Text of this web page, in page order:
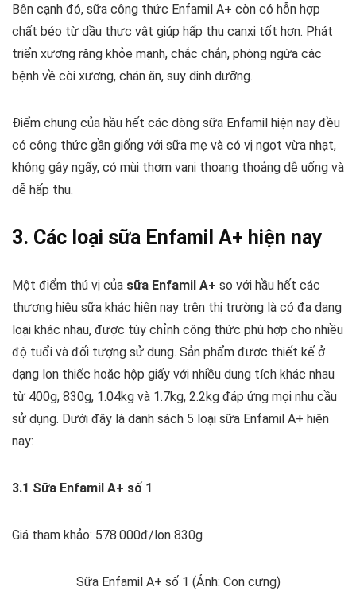
Bên cạnh đó, sữa công thức Enfamil A+ còn có hỗn hợp
chất béo từ dầu thực vật giúp hấp thu canxi tốt hơn. Phát
triển xương răng khỏe mạnh, chắc chắn, phòng ngừa các
bệnh về còi xương, chán ăn, suy dinh dưỡng.
Điểm chung của hầu hết các dòng sữa Enfamil hiện nay đều
có công thức gần giống với sữa mẹ và có vị ngọt vừa nhạt,
không gây ngấy, có mùi thơm vani thoang thoảng dễ uống và
dễ hấp thu.
3. Các loại sữa Enfamil A+ hiện nay
Một điểm thú vị của sữa Enfamil A+ so với hầu hết các
thương hiệu sữa khác hiện nay trên thị trường là có đa dạng
loại khác nhau, được tùy chỉnh công thức phù hợp cho nhiều
độ tuổi và đối tượng sử dụng. Sản phẩm được thiết kế ở
dạng lon thiếc hoặc hộp giấy với nhiều dung tích khác nhau
từ 400g, 830g, 1.04kg và 1.7kg, 2.2kg đáp ứng mọi nhu cầu
sử dụng. Dưới đây là danh sách 5 loại sữa Enfamil A+ hiện
nay:
3.1 Sữa Enfamil A+ số 1
Giá tham khảo: 578.000đ/lon 830g
Sữa Enfamil A+ số 1 (Ảnh: Con cưng)